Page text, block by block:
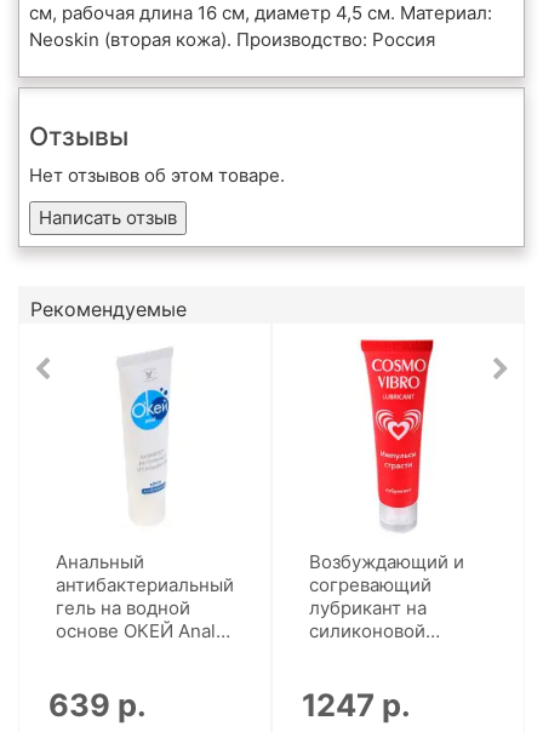
см, рабочая длина 16 см, диаметр 4,5 см. Материал:
Neoskin (вторая кожа). Производство: Россия
Отзывы
Нет отзывов об этом товаре.
Написать отзыв
Рекомендуемые
Анальный
антибактериальный
гель на водной
основе ОКЕЙ Anal
639 р.
Возбуждающий и
согревающий
лубрикант на
силиконовой
1247 р.